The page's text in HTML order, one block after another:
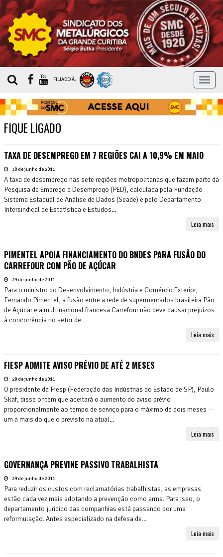
MENU
FILIADO À:
FIQUE LIGADO
TAXA DE DESEMPREGO EM 7 REGIÕES CAI A 10,9% EM MAIO
30 de junho de 2011
A taxa de desemprego nas sete regiões metropolitanas que fazem parte da
Pesquisa de Emprego e Desemprego (PED), calculada pela Fundação
Sistema Estadual de Análise de Dados (Seade) e pelo Departamento
Intersindical de Estatística e Estudos...
Leia mais
PIMENTEL APOIA FINANCIAMENTO DO BNDES PARA FUSÃO DO
CARREFOUR COM PÃO DE AÇÚCAR
29 de junho de 2011
Para o ministro do Desenvolvimento, Indústria e Comércio Exterior,
Fernando Pimentel, a fusão entre a rede de supermercados brasileira Pão
de Açúcar e a multinacional francesa Carrefour não deve causar prejuízos
à concorrência no setor de...
Leia mais
FIESP ADMITE AVISO PRÉVIO DE ATÉ 2 MESES
29 de junho de 2011
O presidente da Fiesp (Federação das Indústrias do Estado de SP), Paulo
Skaf, disse ontem que aceitará o aumento do aviso prévio
proporcionalmente ao tempo de serviço para o máximo de dois meses --
um a mais do que o previsto na atual...
Leia mais
GOVERNANÇA PREVINE PASSIVO TRABALHISTA
29 de junho de 2011
Para reduzir os custos com reclamatórias trabalhistas, as empresas
estão cada vez mais adotando a prevenção como arma. Para isso, o
departamento jurídico das companhias está passando por uma
reformulação. Antes especializado na defesa de...
Leia mais